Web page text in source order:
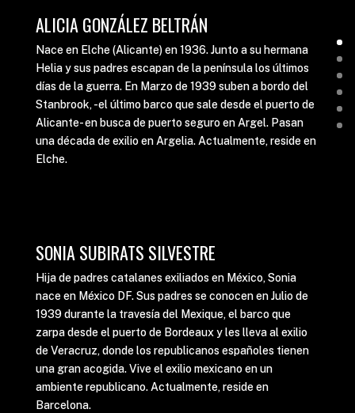
ALICIA GONZÁLEZ BELTRÁN
Nace en Elche (Alicante) en 1936. Junto a su hermana
Helia y sus padres escapan de la península los últimos
días de la guerra. En Marzo de 1939 suben a bordo del
Stanbrook, -el último barco que sale desde el puerto de
Alicante- en busca de puerto seguro en Argel. Pasan
una década de exilio en Argelia. Actualmente, reside en
Elche.
SONIA SUBIRATS SILVESTRE
Hija de padres catalanes exiliados en México, Sonia
nace en México DF. Sus padres se conocen en Julio de
1939 durante la travesía del Mexique, el barco que
zarpa desde el puerto de Bordeaux y les lleva al exilio
de Veracruz, donde los republicanos españoles tienen
una gran acogida. Vive el exilio mexicano en un
ambiente republicano. Actualmente, reside en
Barcelona.